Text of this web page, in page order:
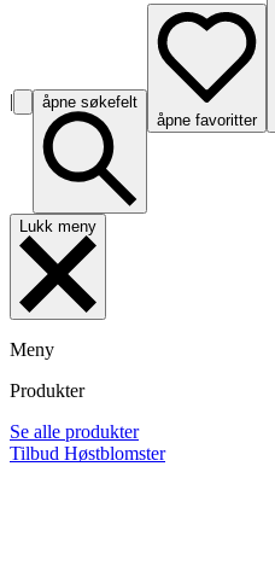
|
åpne søkefelt
åpne favoritter
Lukk meny
Meny
Produkter
Se alle produkter
Tilbud Høstblomster